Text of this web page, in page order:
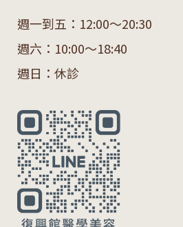
週一到五：12:00～20:30
週六：10:00～18:40
週日：休診